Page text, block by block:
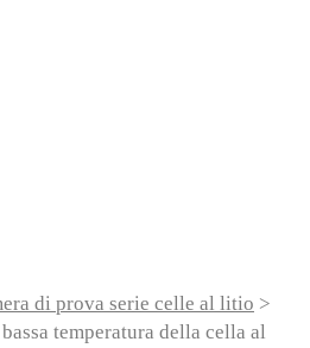
di prova serie celle al litio >
temperatura della cella al